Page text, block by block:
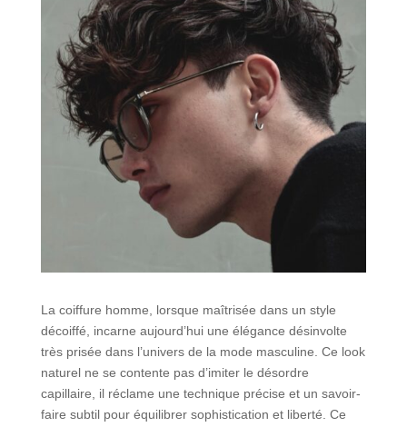
La coiffure homme, lorsque maîtrisée dans un style
décoiffé, incarne aujourd’hui une élégance désinvolte
très prisée dans l’univers de la mode masculine. Ce look
naturel ne se contente pas d’imiter le désordre
capillaire, il réclame une technique précise et un savoir-
faire subtil pour équilibrer sophistication et liberté. Ce